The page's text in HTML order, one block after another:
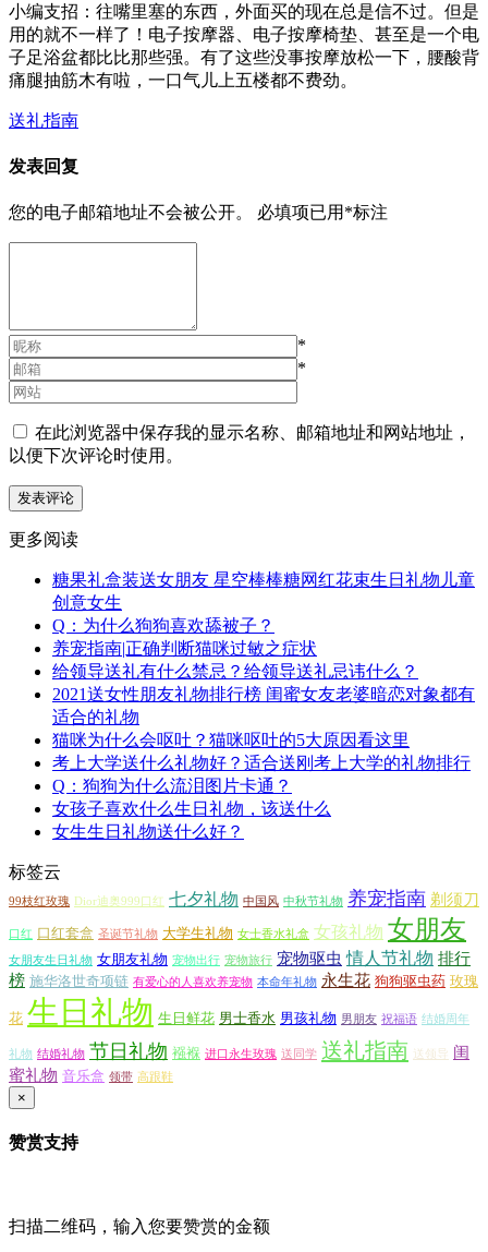
小编支招：往嘴里塞的东西，外面买的现在总是信不过。但是
用的就不一样了！电子按摩器、电子按摩椅垫、甚至是一个电
子足浴盆都比比那些强。有了这些没事按摩放松一下，腰酸背
痛腿抽筋木有啦，一口气儿上五楼都不费劲。
送礼指南
发表回复
您的电子邮箱地址不会被公开。 必填项已用 *标注
*
*
在此浏览器中保存我的显示名称、邮箱地址和网站地址，
以便下次评论时使用。
更多阅读
糖果礼盒装送女朋友 星空棒棒糖网红花束生日礼物儿童
创意女生
Q：为什么狗狗喜欢舔被子？
养宠指南|正确判断猫咪过敏之症状
给领导送礼有什么禁忌？给领导送礼忌讳什么？
2021送女性朋友礼物排行榜 闺蜜女友老婆暗恋对象都有
适合的礼物
猫咪为什么会呕吐？猫咪呕吐的5大原因看这里
考上大学送什么礼物好？适合送刚考上大学的礼物排行
Q：狗狗为什么流泪图片卡通？
女孩子喜欢什么生日礼物，该送什么
女生生日礼物送什么好？
标签云
99枝红玫瑰 Dior迪奥999口红 七夕礼物 中国风 中秋节礼物 养宠指南 剃须刀
口红 口红套盒 圣诞节礼物 大学生礼物 女士香水礼盒 女孩礼物 女朋友
女朋友生日礼物 女朋友礼物 宠物出行 宠物旅行 宠物驱虫 情人节礼物 排行
榜 施华洛世奇项链 有爱心的人喜欢养宠物 本命年礼物 永生花 狗狗驱虫药 玫瑰
花 生日礼物 生日鲜花 男士香水 男孩礼物 男朋友 祝福语 结婚周年
礼物 结婚礼物 节日礼物 襁褓 进口永生玫瑰 送同学 送礼指南 送领导 闺
蜜礼物 音乐盒 领带 高跟鞋
×
赞赏支持
扫描二维码，输入您要赞赏的金额